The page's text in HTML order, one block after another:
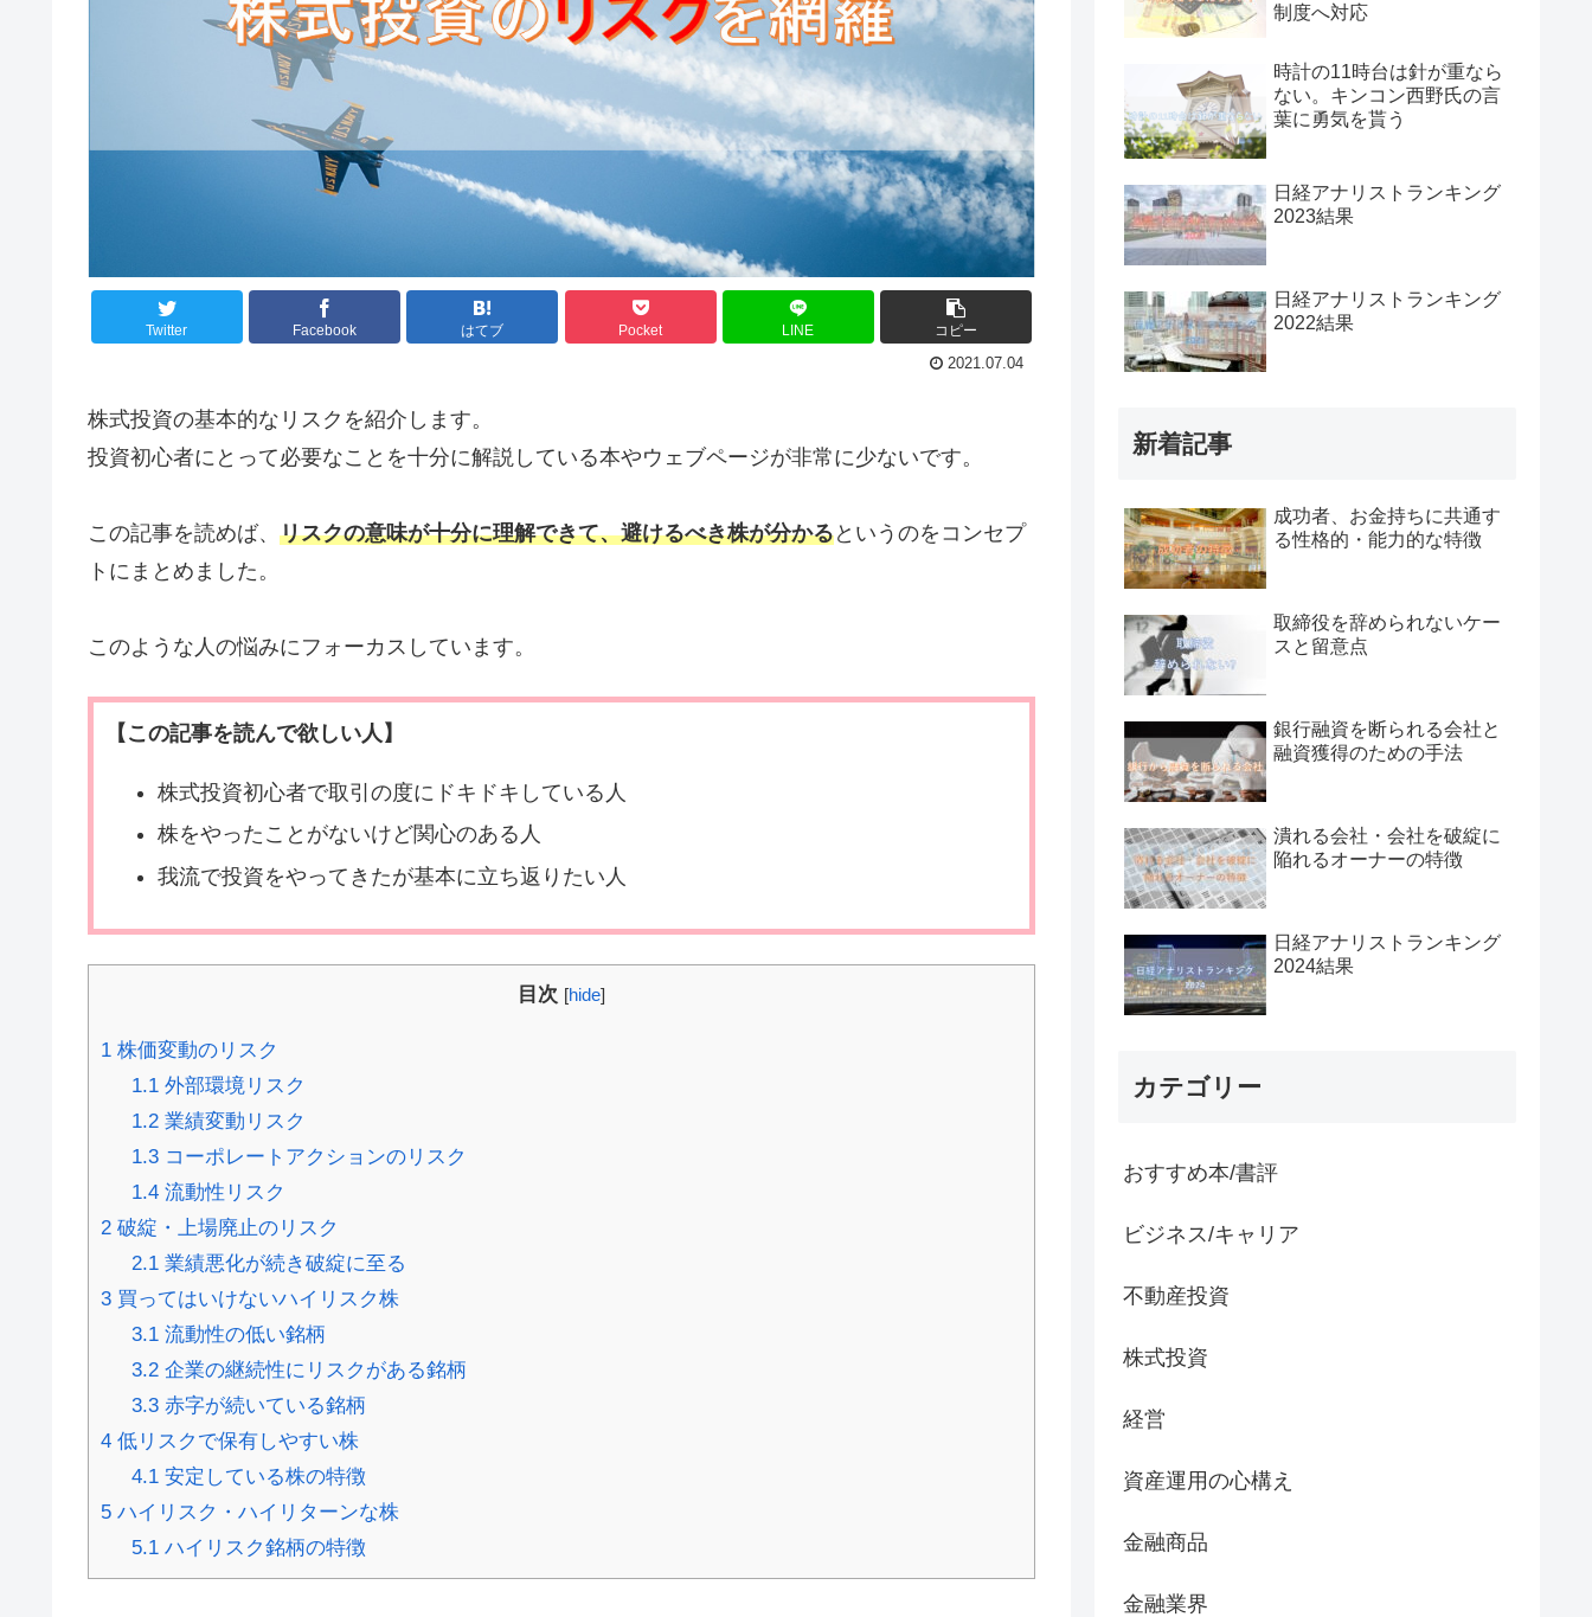
Twitter Facebook はてブ Pocket LINE コピー
2021.07.04
株式投資の基本的なリスクを紹介します。
投資初心者にとって必要なことを十分に解説している本やウェブページが非常に少ないです。
この記事を読めば、 リスクの意味が十分に理解できて、避けるべき株が分かるというのをコンセプ
トにまとめました。
このような人の悩みにフォーカスしています。
【この記事を読んで欲しい人】
株式投資初心者で取引の度にドキドキしている人
株をやったことがないけど関心のある人
我流で投資をやってきたが基本に立ち返りたい人
目次 [hide]
1 株価変動のリスク
1.1外部環境リスク
1.2業績変動リスク
1.3コーポレートアクションのリスク
1.4流動性リスク
2 破綻・上場廃止のリスク
2.1業績悪化が続き破綻に至る
3 買ってはいけないハイリスク株
3.1流動性の低い銘柄
3.2企業の継続性にリスクがある銘柄
3.3赤字が続いている銘柄
4 低リスクで保有しやすい株
4.1安定している株の特徴
5 ハイリスク・ハイリターンな株
5.1ハイリスク銘柄の特徴
制度へ対応
時計の11時台は針が重なら
ない。キンコン西野氏の言
葉に勇気を貰う
日経アナリストランキング
2023結果
日経アナリストランキング
2022結果
新着記事
成功者、お金持ちに共通す
る性格的・能力的な特徴
取締役を辞められないケー
スと留意点
銀行融資を断られる会社と
融資獲得のための手法
潰れる会社・会社を破綻に
陥れるオーナーの特徴
日経アナリストランキング
2024結果
カテゴリー
おすすめ本/書評
ビジネス/キャリア
不動産投資
株式投資
経営
資産運用の心構え
金融商品
金融業界